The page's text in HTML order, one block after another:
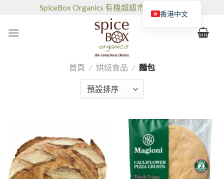
SpiceBox Organics 有機超級市場和咖啡館
首頁 / 烘焙食品 / 麵包
香港中文